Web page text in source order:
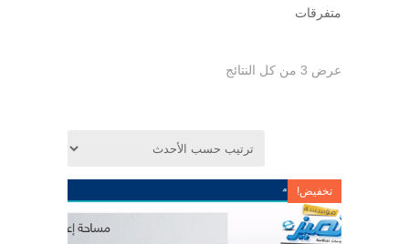
متفرقات
عرض ⁦3⁩ من كل النتائج
تخفيض!